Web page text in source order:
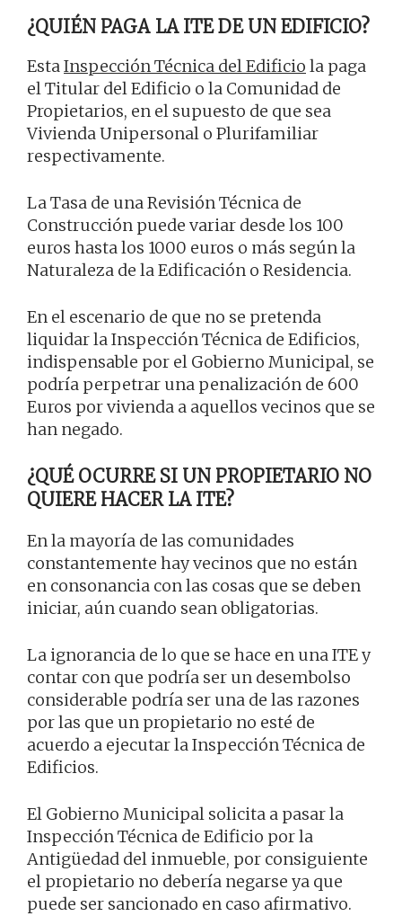
¿QUIÉN PAGA LA ITE DE UN EDIFICIO?
EstaInspección Técnica del Edificio la paga
el Titular del Edificio o la Comunidad de
Propietarios, en el supuesto de que sea
Vivienda Unipersonal o Plurifamiliar
respectivamente.
La Tasa de una Revisión Técnica de
Construcción puede variar desde los 100
euros hasta los 1000 euros o más según la
Naturaleza de la Edificación o Residencia.
En el escenario de que no se pretenda
liquidar la Inspección Técnica de Edificios,
indispensable por el Gobierno Municipal, se
podría perpetrar una penalización de 600
Euros por vivienda a aquellos vecinos que se
han negado.
¿QUÉ OCURRE SI UN PROPIETARIO NO
QUIERE HACER LA ITE?
En la mayoría de las comunidades
constantemente hay vecinos que no están
en consonancia con las cosas que se deben
iniciar, aún cuando sean obligatorias.
La ignorancia de lo que se hace en una ITE y
contar con que podría ser un desembolso
considerable podría ser una de las razones
por las que un propietario no esté de
acuerdo a ejecutar la Inspección Técnica de
Edificios.
El Gobierno Municipal solicita a pasar la
Inspección Técnica de Edificio por la
Antigüedad del inmueble, por consiguiente
el propietario no debería negarse ya que
puede ser sancionado en caso afirmativo.